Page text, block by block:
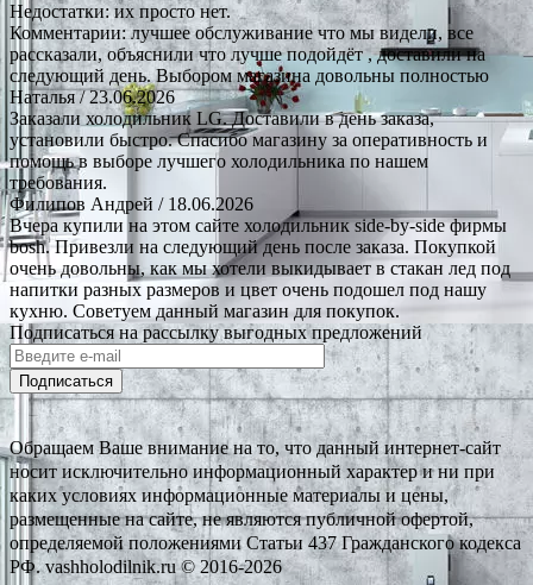
Недостатки: их просто нет.
Комментарии: лучшее обслуживание что мы видели, все
рассказали, объяснили что лучше подойдёт , доставили на
следующий день. Выбором магазина довольны полностью
Наталья/ 23.06.2026
Заказали холодильник LG. Доставили в день заказа,
установили быстро. Спасибо магазину за оперативность и
помощь в выборе лучшего холодильника по нашем
требования.
Филипов Андрей / 18.06.2026
Вчера купили на этом сайте холодильник side-by-side фирмы
bosh. Привезли на следующий день после заказа. Покупкой
очень довольны, как мы хотели выкидывает в стакан лед под
напитки разных размеров и цвет очень подошел под нашу
кухню. Советуем данный магазин для покупок.
Подписаться на рассылку выгодных предложений
Подписаться
Обращаем Ваше внимание на то, что данный интернет-сайт
носит исключительно информационный характер и ни при
каких условиях информационные материалы и цены,
размещенные на сайте, не являются публичной офертой,
определяемой положениями Статьи 437 Гражданского кодекса
РФ. vashholodilnik.ru © 2016-2026